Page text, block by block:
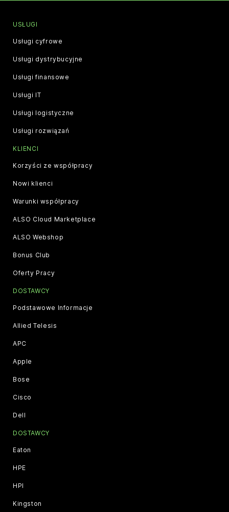
USŁUGI
Usługi cyfrowe
Usługi dystrybucyjne
Usługi finansowe
Usługi IT
Usługi logistyczne
Usługi rozwiązań
KLIENCI
Korzyści ze współpracy
Nowi klienci
Warunki współpracy
ALSO Cloud Marketplace
ALSO Webshop
Bonus Club
Oferty Pracy
DOSTAWCY
Podstawowe Informacje
Allied Telesis
APC
Apple
Bose
Cisco
Dell
DOSTAWCY
Eaton
HPE
HPI
Kingston